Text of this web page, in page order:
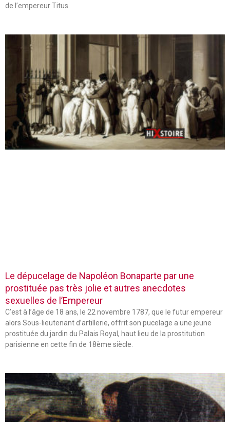
de l’empereur Titus.
Le dépucelage de Napoléon Bonaparte par une
prostituée pas très jolie et autres anecdotes
sexuelles de l’Empereur
C’est à l’âge de 18 ans, le 22 novembre 1787, que le futur empereur
alors Sous-lieutenant d’artillerie, offrit son pucelage a une jeune
prostituée du jardin du Palais Royal, haut lieu de la prostitution
parisienne en cette fin de 18ème siècle.